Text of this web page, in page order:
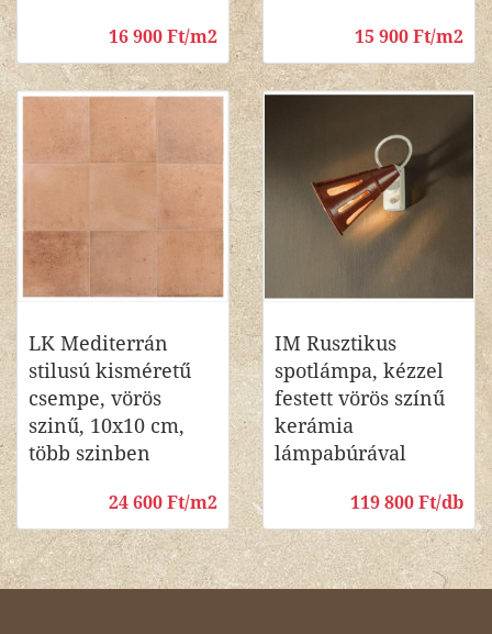
16 900 Ft/m2 15 900 Ft/m2
LK Mediterrán
stilusú kisméretű
csempe, vörös
szinű, 10x10 cm,
több szinben
24 600 Ft/m2
IM Rusztikus
spotlámpa, kézzel
festett vörös színű
kerámia
lámpabúrával
119 800 Ft/db